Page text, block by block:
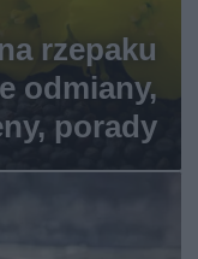
rzepaku
odmiany,
porady